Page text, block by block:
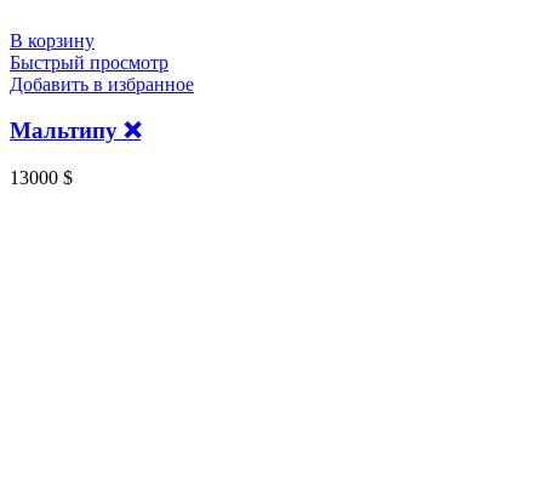
В корзину
Быстрый просмотр
Добавить в избранное
Мальтипу ❌️
13000 $